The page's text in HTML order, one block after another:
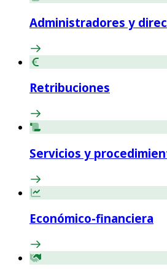
Administradores y
Retribuciones
Servicios y
Económico-financiera